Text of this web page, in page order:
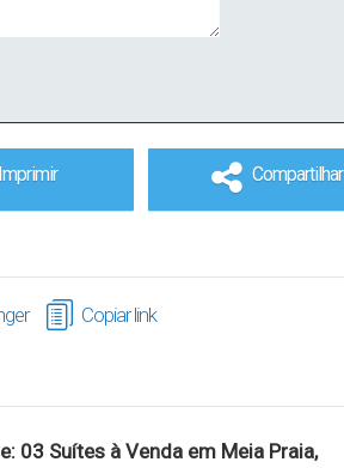
Compartilhar
Copiar link
03 Suítes à Venda em Meia Praia,